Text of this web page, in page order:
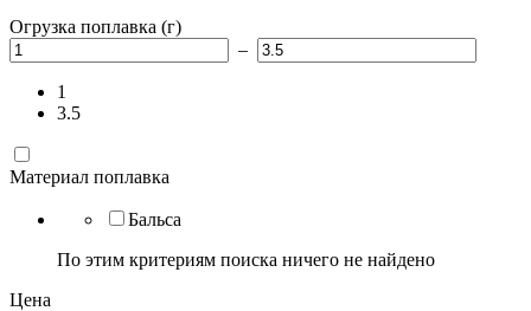
Огрузка поплавка (г)
–
1
3.5
Материал поплавка
Бальса
По этим критериям поиска ничего не найдено
Цена